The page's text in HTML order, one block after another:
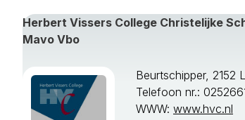
Herbert Vissers College Christelijke
Mavo Vbo
Beurtschipper, 2152
Telefoon nr.:
WWW: www.hvc.nl